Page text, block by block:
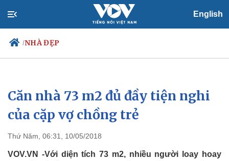
English
/NHÀ ĐẸP
Chính trị
Đảng
Tổ chức nhân sự
Nhận diện sự thật
Xã hội
Tin 24h
Dự báo thời tiết
Việc làm
Căn nhà 73 m2 đủ đầy tiện nghi
của cặp vợ chồng trẻ
Thứ Năm, 06:31, 10/05/2018
VOV.VN -Với diện tích 73 m2, nhiều người loay hoay